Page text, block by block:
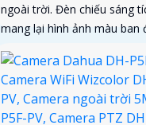
ngoài trời. Đèn chiếu sáng
mang lại hình ảnh màu ban